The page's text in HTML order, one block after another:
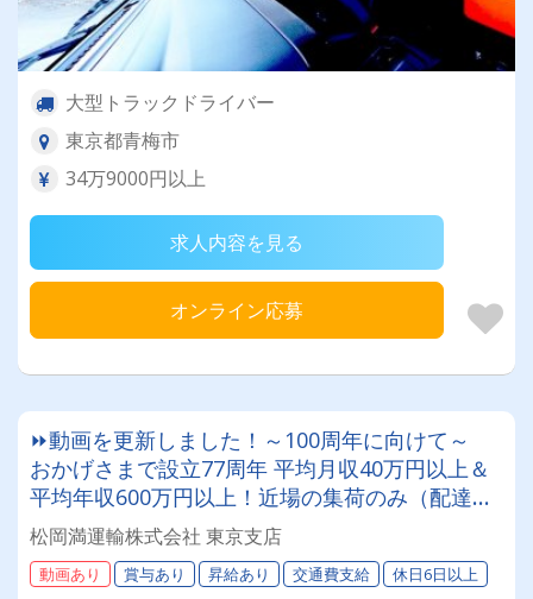
大型トラックドライバー
東京都青梅市
34万9000円以上
求人内容を見る
オンライン応募
⏩動画を更新しました！～100周年に向けて～
おかげさまで設立77周年 平均月収40万円以上＆
平均年収600万円以上！近場の集荷のみ（配達業
務無し）北海道を代表する運送会社で一緒に働き
ましょう！まつおかまんの未来を担うドライバー
積極採用中！
松岡満運輸株式会社 東京支店
動画あり 賞与あり 昇給あり 交通費支給 休日6日以上